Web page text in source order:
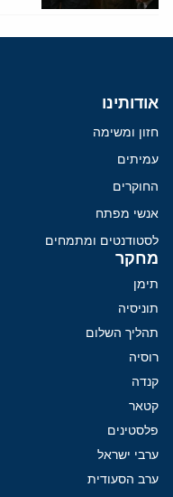
אודותינו
חזון ומשימה
עמיתים
החוקרים
אנשי מפתח
לסטודנטים ומתמחים
מחקר
תימן
תוניסיה
תהליך השלום
רוסיה
קנדה
קטאר
פלסטינים
ערבי ישראל
ערב הסעודית